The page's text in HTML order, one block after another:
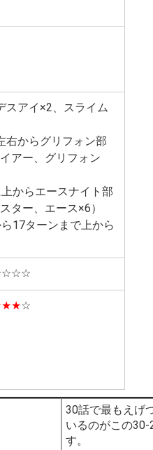
スアイ×2、スライム
右からグリフォン部
アー、グリフォン
からエースナイト部
ター、エース×6）
17ターンまで上から
☆
30話で最もえげ
いるのがこの
す。